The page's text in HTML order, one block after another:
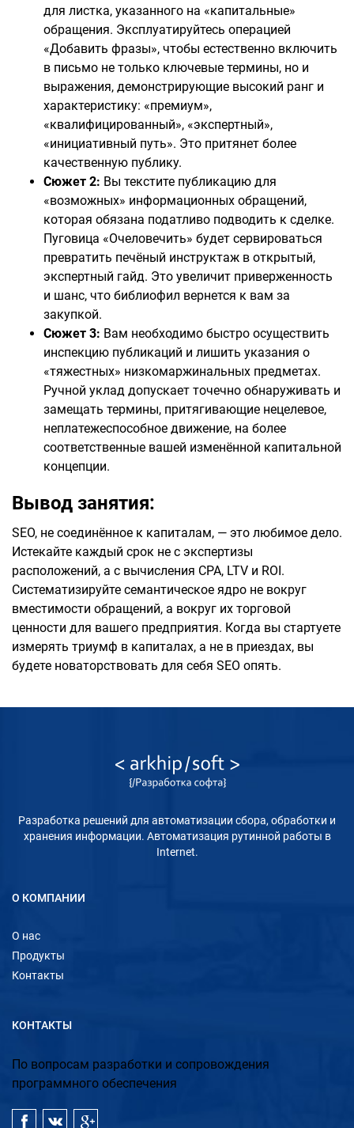
для листка, указанного на «капитальные»
обращения. Эксплуатируйтесь операцией
«Добавить фразы», чтобы естественно включить
в письмо не только ключевые термины, но и
выражения, демонстрирующие высокий ранг и
характеристику: «премиум»,
«квалифицированный», «экспертный»,
«инициативный путь». Это притянет более
качественную публику.
Сюжет 2: Вы текстите публикацию для
«возможных» информационных обращений,
которая обязана податливо подводить к сделке.
Пуговица «Очеловечить» будет сервироваться
превратить печёный инструктаж в открытый,
экспертный гайд. Это увеличит приверженность
и шанс, что библиофил вернется к вам за
закупкой.
Сюжет 3: Вам необходимо быстро осуществить
инспекцию публикаций и лишить указания о
«тяжестных» низкомаржинальных предметах.
Ручной уклад допускает точечно обнаруживать и
замещать термины, притягивающие нецелевое,
неплатежеспособное движение, на более
соответственные вашей изменённой капитальной
концепции.
Вывод занятия:
SEO, не соединённое к капиталам, — это любимое дело.
Истекайте каждый срок не с экспертизы
расположений, а с вычисления CPA, LTV и ROI.
Систематизируйте семантическое ядро не вокруг
вместимости обращений, а вокруг их торговой
ценности для вашего предприятия. Когда вы стартуете
измерять триумф в капиталах, а не в приездах, вы
будете новаторствовать для себя SEO опять.
Разработка решений для автоматизации сбора, обработки и
хранения информации. Автоматизация рутинной работы в
Internet.
О КОМПАНИИ
О нас
Продукты
Контакты
КОНТАКТЫ
По вопросам разработки и сопровождения
программного обеспечения